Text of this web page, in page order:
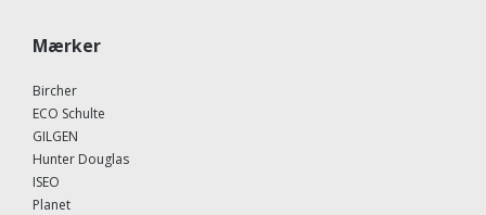
Mærker
Bircher
ECO Schulte
GILGEN
Hunter Douglas
ISEO
Planet